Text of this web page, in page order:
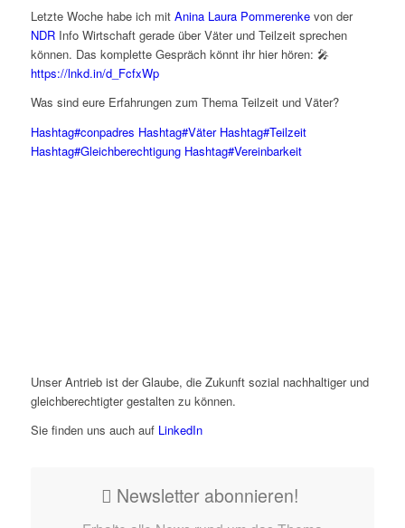
Letzte Woche habe ich mit Anina Laura Pommerenkevon der
NDRInfo Wirtschaft gerade über Väter und Teilzeit sprechen
können. Das komplette Gespräch könnt ihr hier hören: 🎤
https://lnkd.in/d_FcfxWp
Was sind eure Erfahrungen zum Thema Teilzeit und Väter?
Hashtag#conpadres Hashtag#Väter Hashtag#Teilzeit
Hashtag#Gleichberechtigung Hashtag#Vereinbarkeit
Unser Antrieb ist der Glaube, die Zukunft sozial nachhaltiger und
gleichberechtigter gestalten zu können.
Sie finden uns auch aufLinkedIn
Newsletter abonnieren!